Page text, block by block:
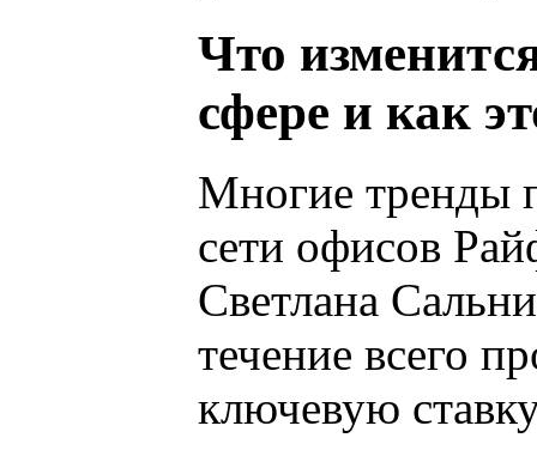
Что
сфере и как
Многие тренды
сети офисов
Светлана
течение всего
ключевую